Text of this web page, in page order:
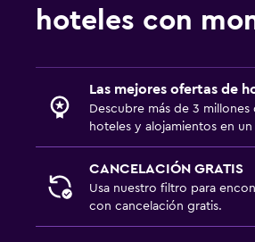
hoteles con
Las mejores ofertas de
Descubre más de 3
hoteles y alojamientos en un
CANCELACIÓN GRATIS
Usa nuestro filtro para
con cancelación gratis.